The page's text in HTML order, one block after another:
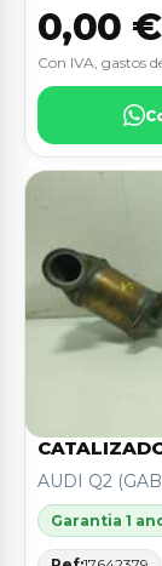
0,00 €
Con IVA, gastos
AUDI Q2
Garantia 1